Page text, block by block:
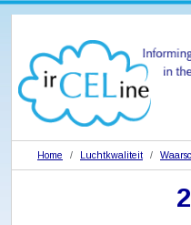
Home Luchtkwaliteit